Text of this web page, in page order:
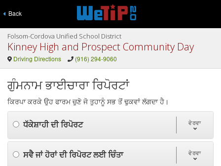
Back
Folsom-Cordova Unified School District
Kinney High and Prospect Community Day
Driving Directions (916) 294-9060
ਗੁੰਮਨਾਮ ਭਾਈਚਾਰਾ ਰਿਪੋਰਟਾਂ
ਕਿਰਪਾ ਕਰਕੇ ਉਹ ਫਾਰਮ ਚੁਣੋ ਜੋ ਤੁਹਾਨੂੰ ਸਭ ਤੋਂ ਢੁਕਵਾਂ ਲੱਗਦਾ ਹੈ।
ਧੱਕੇਸ਼ਾਹੀ ਦੀ ਰਿਪੋਰਟ ਵੇਰਵਾ
ਸਵੈ ਜਾਂ ਹੋਰਾਂ ਦੀ ਰਿਪੋਰਟ ਲਈ ਚਿੰਤਾ ਵੇਰਵਾ